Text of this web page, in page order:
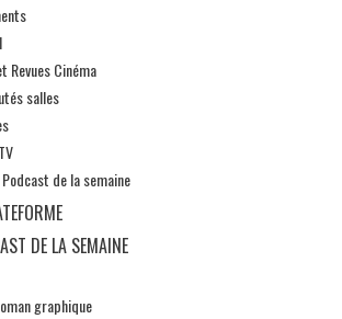
Revues Cinéma
salles
de la semaine
DE LA SEMAINE
graphique